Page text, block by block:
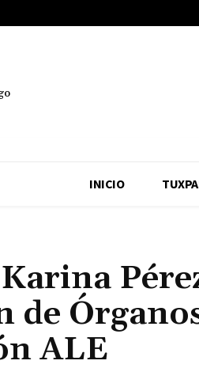
INICIO
de
ALE